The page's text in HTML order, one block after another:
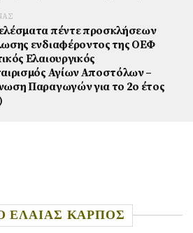
πέντε προσκλήσεων
ενδιαφέροντος της ΟΕΦ
Ελαιουργικός
Αγίων Αποστόλων –
Παραγωγών για το 2ο έτος
ΕΛΑΙΑΣ ΚΑΡΠΟΣ